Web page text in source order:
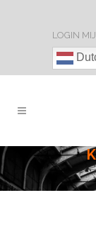
LOGIN